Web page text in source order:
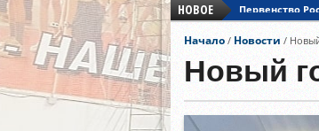
НОВОЕ
Первенство
Кубок Азии по
Кубок Европы
Первенство
Начало / Новости /
Новый